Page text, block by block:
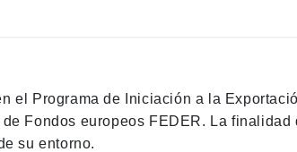
el Programa de Iniciación a la
Fondos europeos FEDER. La finalidad
su entorno.